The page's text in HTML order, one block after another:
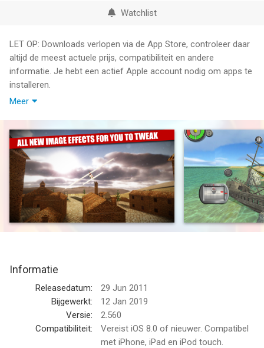
Watchlist
LET OP: Downloads verlopen via de App Store, controleer daar
altijd de meest actuele prijs, compatibiliteit en andere
informatie. Je hebt een actief Apple account nodig om apps te
installeren.
AppCraver: Ultimate iOS Flight Simulator."
Introducing the most realistic RC Plane game and sim for iOS
with 6 new game modes, 17 planes to pick from and Game
Center achievement and leaderboard integration. The graphics
and gameplay in this universal app are stunning and optimized
across a range of supported Apple devices with specific
optimizations for iPhone 4 Retina Display and both iPad and
Comes with…
• Stunning environments: Tuscany and Seaside free and other 6
to purchase.
• Game Center leaderboard and achievement integration
• Many Air Race Tracks
• Four planes: 3 Ch Cruiser; 3 Ch Fighter 29 Jet; 4 Ch Cruiser; 4
Meer
Informatie
Releasedatum:
29 Jun 2011
Bijgewerkt:
12 Jan 2019
Versie:
2.560
Compatibiliteit:
Vereist iOS 8.0 of nieuwer. Compatibel
met iPhone, iPad en iPod touch.